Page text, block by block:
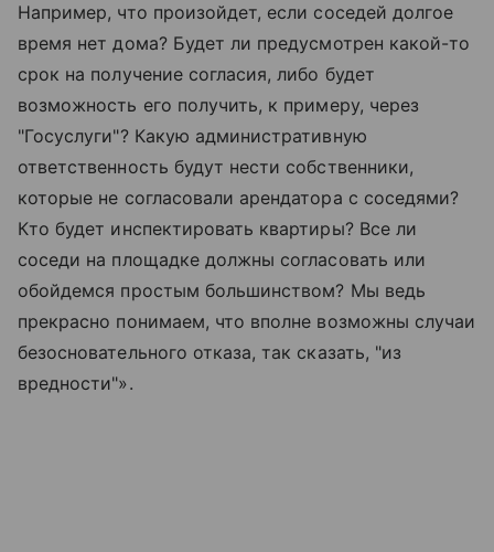
Например, что произойдет, если соседей долгое
время нет дома? Будет ли предусмотрен какой-то
срок на получение согласия, либо будет
возможность его получить, к примеру, через
"Госуслуги"? Какую административную
ответственность будут нести собственники,
которые не согласовали арендатора с соседями?
Кто будет инспектировать квартиры? Все ли
соседи на площадке должны согласовать или
обойдемся простым большинством? Мы ведь
прекрасно понимаем, что вполне возможны случаи
безосновательного отказа, так сказать, "из
вредности"».